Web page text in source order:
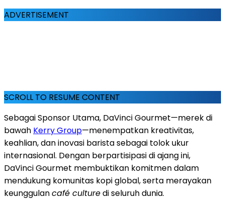
ADVERTISEMENT
SCROLL TO RESUME CONTENT
Sebagai Sponsor Utama, DaVinci Gourmet—merek di
bawah Kerry Group—menempatkan kreativitas,
keahlian, dan inovasi barista sebagai tolok ukur
internasional. Dengan berpartisipasi di ajang ini,
DaVinci Gourmet membuktikan komitmen dalam
mendukung komunitas kopi global, serta merayakan
keunggulancafé culturedi seluruh dunia.